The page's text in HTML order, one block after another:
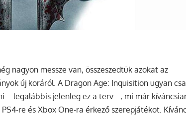
nagyon messze van, összeszedtük azokat az
új koráról. A Dragon Age: Inquisition ugyan
– legalábbis jelenleg ez a terv –, mi már
re és Xbox One-ra érkező szerepjátékot.